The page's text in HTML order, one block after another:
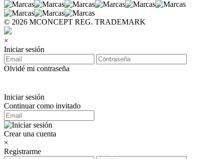
© 2026 MCONCEPT REG. TRADEMARK
×
Iniciar sesión
Olvidé mi contraseña
Iniciar sesión
Continuar como invitado
Crear una cuenta
×
Registrarme